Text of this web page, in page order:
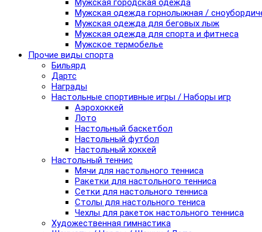
Мужская городская одежда
Мужская одежда горнолыжная /
Мужская одежда для беговых лыж
Мужская одежда для спорта и фитнеса
Мужское термобелье
Прочие виды спорта
Бильярд
Дартс
Награды
Настольные спортивные игры / Наборы игр
Аэрохоккей
Лото
Настольный баскетбол
Настольный футбол
Настольный хоккей
Настольный теннис
Мячи для настольного тенниса
Ракетки для настольного тенниса
Сетки для настольного тенниса
Столы для настольного тениса
Чехлы для ракеток настольного тенниса
Художественная гимнастика